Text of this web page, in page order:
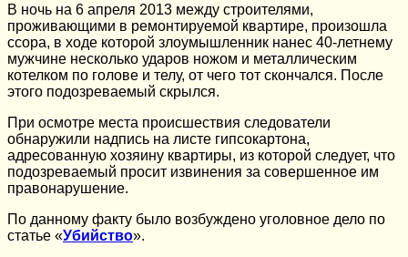
В ночь на 6 апреля 2013 между строителями,
проживающими в ремонтируемой квартире, произошла
ссора, в ходе которой злоумышленник нанес 40-летнему
мужчине несколько ударов ножом и металлическим
котелком по голове и телу, от чего тот скончался. После
этого подозреваемый скрылся.
При осмотре места происшествия следователи
обнаружили надпись на листе гипсокартона,
адресованную хозяину квартиры, из которой следует, что
подозреваемый просит извинения за совершенное им
правонарушение.
По данному факту было возбуждено уголовное дело по
статье «Убийство».